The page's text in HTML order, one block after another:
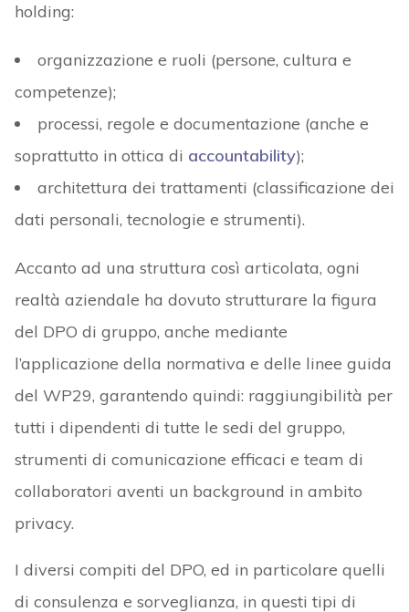
holding:
organizzazione e ruoli (persone, cultura e
competenze);
processi, regole e documentazione (anche e
soprattutto in ottica di accountability);
architettura dei trattamenti (classificazione dei
dati personali, tecnologie e strumenti).
Accanto ad una struttura così articolata, ogni
realtà aziendale ha dovuto strutturare la figura
del DPO di gruppo, anche mediante
l’applicazione della normativa e delle linee guida
del WP29, garantendo quindi: raggiungibilità per
tutti i dipendenti di tutte le sedi del gruppo,
strumenti di comunicazione efficaci e team di
collaboratori aventi un background in ambito
privacy.
I diversi compiti del DPO, ed in particolare quelli
di consulenza e sorveglianza, in questi tipi di